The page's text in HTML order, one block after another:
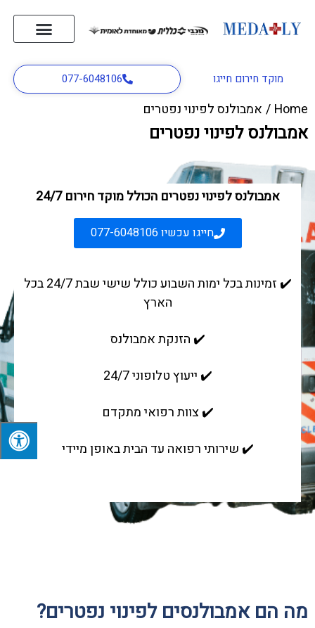
מוקד חירום חייגו 077-6048106
אמבולנס לפינוי נפטרים
Home
/ אמבולנס לפינוי נפטרים
אמבולנס לפינוי נפטרים הכולל מוקד חירום 24/7
חייגו עכשיו 077-6048106
✔️ זמינות בכל ימות השבוע כולל שישי שבת 24/7 בכל
הארץ
✔️ הזנקת אמבולנס
✔️ ייעוץ טלופוני 24/7
✔️ צוות רפואי מתקדם
✔️ שירותי רפואה עד הבית באופן מיידי
מה הם אמבולנסים לפינוי נפטרים?